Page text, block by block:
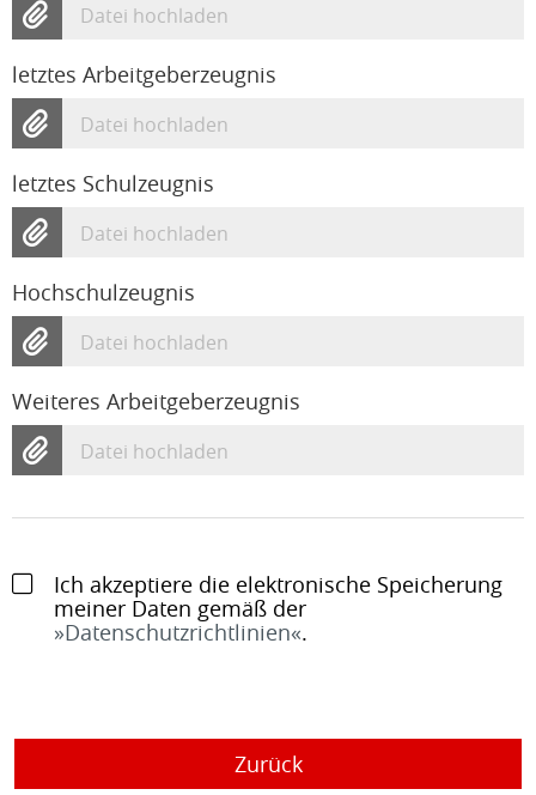
Datei hochladen
letztes Arbeitgeberzeugnis
Datei hochladen
letztes Schulzeugnis
Datei hochladen
Hochschulzeugnis
Datei hochladen
Weiteres Arbeitgeberzeugnis
Datei hochladen
Ich akzeptiere die elektronische Speicherung
meiner Daten gemäß der
Datenschutzrichtlinien .
Zurück